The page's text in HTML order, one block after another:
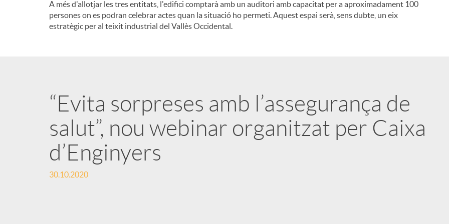
A més d'allotjar les tres entitats, l'edifici comptarà amb un auditori amb capacitat per a aproximadament 100
persones on es podran celebrar actes quan la situació ho permeti. Aquest espai serà, sens dubte, un eix
estratègic per al teixit industrial del Vallès Occidental.
“Evita sorpreses amb l’assegurança de
salut”, nou webinar organitzat per Caixa
d’Enginyers
30.10.2020